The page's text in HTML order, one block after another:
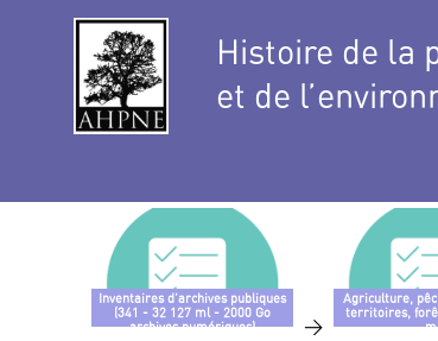
Histoire de la
et de
Inventaires d’archives publiques
(341 - 32 127 ml - 2000 Go
archives numériques)
>
Agriculture,
territoires,